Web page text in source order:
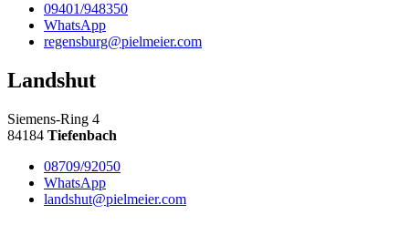
09401/948350
WhatsApp
regensburg@pielmeier.com
Landshut
Siemens-Ring 4
84184 Tiefenbach
08709/92050
WhatsApp
landshut@pielmeier.com